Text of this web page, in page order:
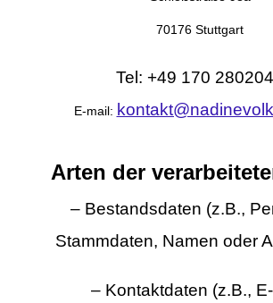
70176 Stuttgart
Tel: +49 170
E-mail:
Arten der
– Bestandsdaten (z.B.,
Stammdaten, Namen oder
– Kontaktdaten (z.B.,